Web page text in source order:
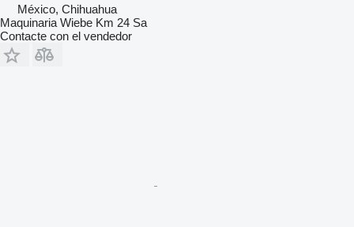
México, Chihuahua
Maquinaria Wiebe Km 24 Sa
Contacte con el vendedor